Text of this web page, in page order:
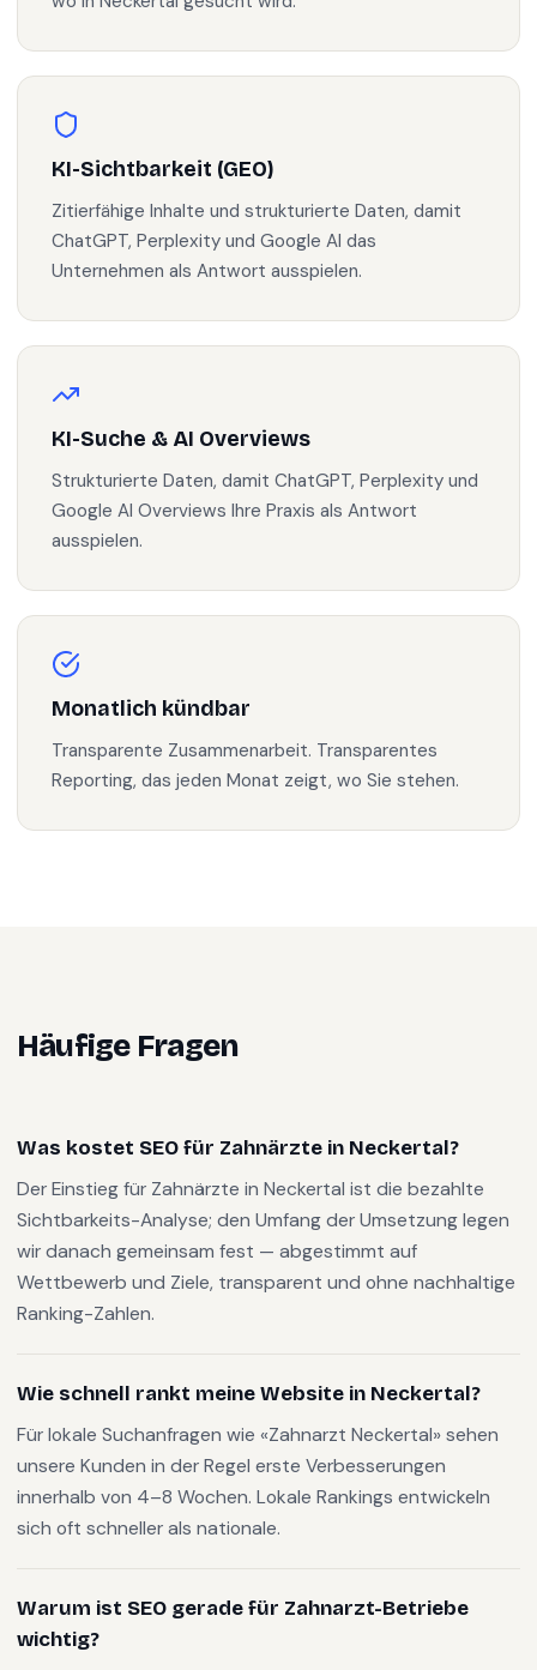
KI-Sichtbarkeit (GEO)
Zitierfähige Inhalte und strukturierte Daten, damit
ChatGPT, Perplexity und Google AI das
Unternehmen als Antwort ausspielen.
KI-Suche & AI Overviews
Strukturierte Daten, damit ChatGPT, Perplexity und
Google AI Overviews Ihre Praxis als Antwort
ausspielen.
Monatlich kündbar
Transparente Zusammenarbeit. Transparentes
Reporting, das jeden Monat zeigt, wo Sie stehen.
Häufige Fragen
Was kostet SEO für Zahnärzte in Neckertal?
Der Einstieg für Zahnärzte in Neckertal ist die bezahlte
Sichtbarkeits-Analyse; den Umfang der Umsetzung legen
wir danach gemeinsam fest — abgestimmt auf
Wettbewerb und Ziele, transparent und ohne nachhaltige
Ranking-Zahlen.
Wie schnell rankt meine Website in Neckertal?
Für lokale Suchanfragen wie «Zahnarzt Neckertal» sehen
unsere Kunden in der Regel erste Verbesserungen
innerhalb von 4–8 Wochen. Lokale Rankings entwickeln
sich oft schneller als nationale.
Warum ist SEO gerade für Zahnarzt-Betriebe
wichtig?